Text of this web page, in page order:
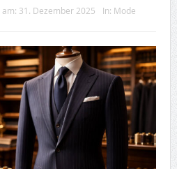
am: 31. Dezember 2025 In: Mode